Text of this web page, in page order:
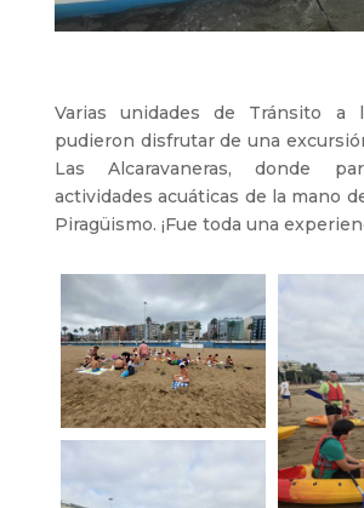
Varias unidades de Tránsito a
pudieron disfrutar de una
Las Alcaravaneras, donde
actividades acuáticas de la mano
Piragüismo. ¡Fue toda una